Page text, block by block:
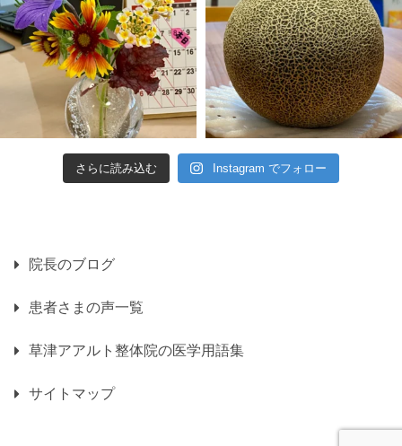
さらに読み込む Instagram でフォロー
院長のブログ
患者さまの声一覧
草津アアルト整体院の医学用語集
サイトマップ